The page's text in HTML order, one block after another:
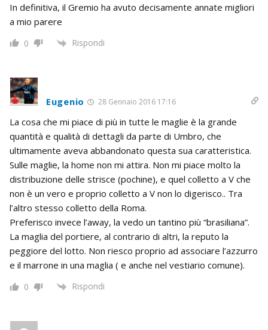
In definitiva, il Gremio ha avuto decisamente annate migliori
a mio parere
0 Rispondi
Eugenio 28 Gennaio 2016 17:16
La cosa che mi piace di più in tutte le maglie è la grande
quantità e qualità di dettagli da parte di Umbro, che
ultimamente aveva abbandonato questa sua caratteristica.
Sulle maglie, la home non mi attira. Non mi piace molto la
distribuzione delle strisce (pochine), e quel colletto a V che
non è un vero e proprio colletto a V non lo digerisco.. Tra
l’altro stesso colletto della Roma.
Preferisco invece l’away, la vedo un tantino più “brasiliana”.
La maglia del portiere, al contrario di altri, la reputo la
peggiore del lotto. Non riesco proprio ad associare l’azzurro
e il marrone in una maglia ( e anche nel vestiario comune).
0 Rispondi